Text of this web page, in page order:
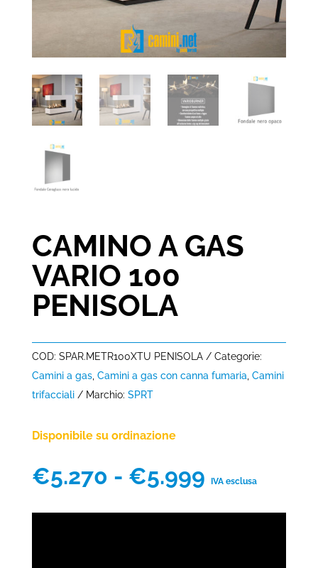
CAMINO A GAS
VARIO 100
PENISOLA
COD: SPAR.METR100XTU PENISOLA
Categorie:
Camini a gas, Camini a gas con canna fumaria, Camini
trifacciali
Marchio: SPRT
Disponibile su ordinazione
€5.270 - €5.999Fascia
prezzo:
IVA esclusa